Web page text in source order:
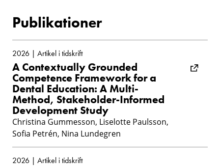
Publikationer
2026 | Artikel i tidskrift
A Contextually Grounded
Competence Framework for a
Dental Education: A Multi-
Method, Stakeholder-Informed
Development Study
Christina Gummesson, Liselotte Paulsson,
Sofia Petrén, Nina Lundegren
2026 | Artikel i tidskrift